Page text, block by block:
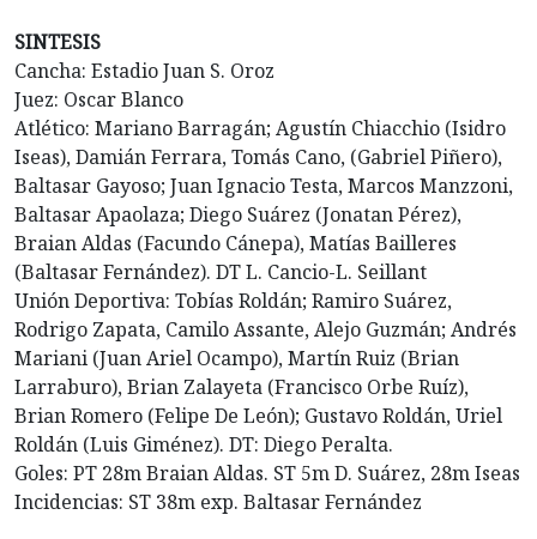
SINTESIS
Cancha: Estadio Juan S. Oroz
Juez: Oscar Blanco
Atlético: Mariano Barragán; Agustín Chiacchio (Isidro
Iseas), Damián Ferrara, Tomás Cano, (Gabriel Piñero),
Baltasar Gayoso; Juan Ignacio Testa, Marcos Manzzoni,
Baltasar Apaolaza; Diego Suárez (Jonatan Pérez),
Braian Aldas (Facundo Cánepa), Matías Bailleres
(Baltasar Fernández). DT L. Cancio-L. Seillant
Unión Deportiva: Tobías Roldán; Ramiro Suárez,
Rodrigo Zapata, Camilo Assante, Alejo Guzmán; Andrés
Mariani (Juan Ariel Ocampo), Martín Ruiz (Brian
Larraburo), Brian Zalayeta (Francisco Orbe Ruíz),
Brian Romero (Felipe De León); Gustavo Roldán, Uriel
Roldán (Luis Giménez). DT: Diego Peralta.
Goles: PT 28m Braian Aldas. ST 5m D. Suárez, 28m Iseas
Incidencias: ST 38m exp. Baltasar Fernández